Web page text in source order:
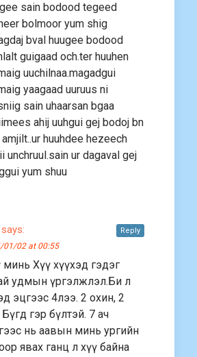
sain bodood tegeed
bolmoor yum shig
bval huugee bodood
guigaad och.ter huuhen
uuchilnaa.magadgui
yaagaad uuruus ni
sain uhaarsan bgaa
ahij uuhgui gej bodoj bn
huuhdee hezeech
unchruul.sain ur dagaval gej
yum shuu
says:
01/02 at 00:55
Хүү хүүхэд гэдэг
удмын үргэлжлэл.Би л
эцгээс 4лээ. 2 охин, 2
Бүгд гэр бүлтэй. 7 ач
нь аавын минь ургийн
явах ганц л хүү байна
Reply